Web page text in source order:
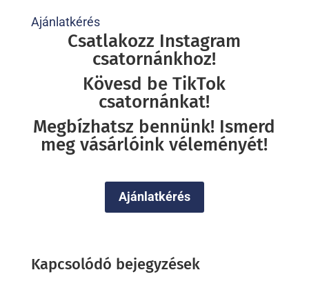
Ajánlatkérés
Csatlakozz Instagram
csatornánkhoz!
Kövesd be TikTok
csatornánkat!
Megbízhatsz bennünk! Ismerd
meg vásárlóink véleményét!
Ajánlatkérés
Kapcsolódó bejegyzések